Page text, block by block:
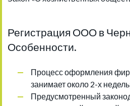
Регистрация ООО в
Особенности.
Процесс оформления
занимает около 2-х
Предусмотренный